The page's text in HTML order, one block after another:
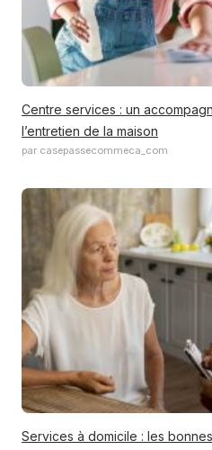
Centre services : un
l’entretien de la maison
par casepassecommeca_com
Services à domicile : les